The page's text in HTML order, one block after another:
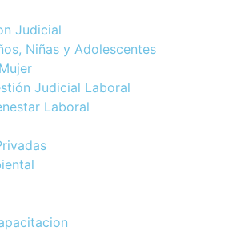
Judicial
Niñas y Adolescentes
Judicial Laboral
Laboral